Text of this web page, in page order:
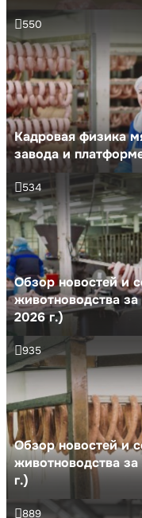
Кадровая физика
завода и
550
Обзор новостей и
животноводства
2026 г.)
534
Обзор новостей и
животноводства
г.)
935
889